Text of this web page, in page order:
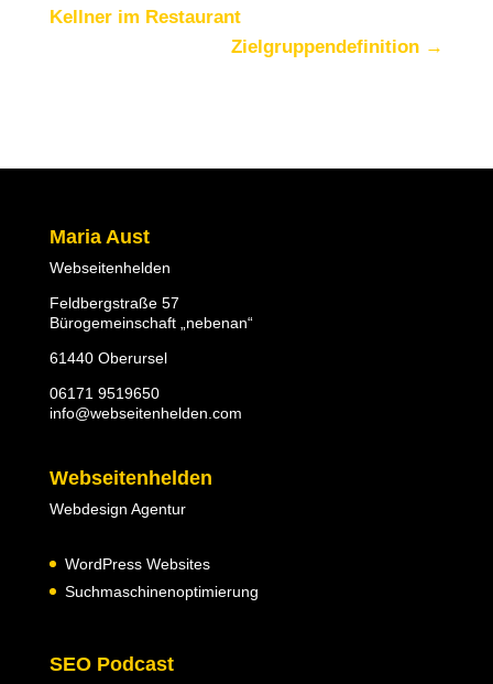
Kellner im Restaurant
Zielgruppendefinition →
Maria Aust
Webseitenhelden
Feldbergstraße 57
Bürogemeinschaft „nebenan“
61440 Oberursel
06171 9519650
info@webseitenhelden.com
Webseitenhelden
Webdesign Agentur
WordPress Websites
Suchmaschinenoptimierung
SEO Podcast